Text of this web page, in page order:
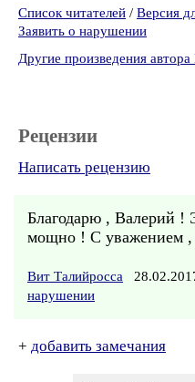
Список читателей / Версия
Заявить о нарушении
Другие произведения
Рецензии
Написать рецензию
Благодарю , Валерий !
мощно ! С уважением
Вит Талийросса
нарушении
+ добавить замечания